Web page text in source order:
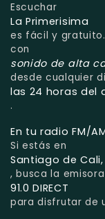
Escuchar
La Primerisima
es fácil y
con
sonido de alta
desde cualquier
las 24 horas del
.
En tu radio FM/
Si estás en
Santiago de
, busca la
91.0 DIRECT
para disfrutar de